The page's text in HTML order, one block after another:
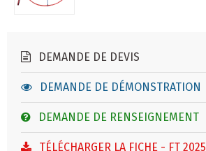
DEMANDE DE DEVIS
DEMANDE DE DÉMONSTRATION
DEMANDE DE RENSEIGNEMENT
TÉLÉCHARGER LA FICHE - FT 2025